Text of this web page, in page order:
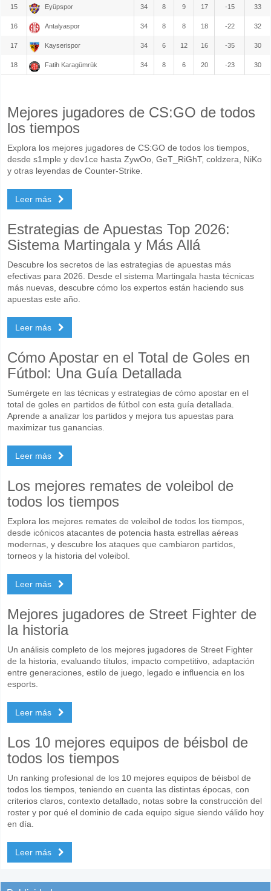
15 Eyüpspor 34 8 9 17 -15 33
16 Antalyaspor 34 8 8 18 -22 32
17 Kayserispor 34 6 12 16 -35 30
18 Fatih Karagümrük 34 8 6 20 -23 30
Mejores jugadores de CS:GO de todos
los tiempos
Explora los mejores jugadores de CS:GO de todos los tiempos,
desde s1mple y dev1ce hasta ZywOo, GeT_RiGhT, coldzera, NiKo
y otras leyendas de Counter-Strike.
Leer más
Estrategias de Apuestas Top 2026:
Sistema Martingala y Más Allá
Descubre los secretos de las estrategias de apuestas más
efectivas para 2026. Desde el sistema Martingala hasta técnicas
más nuevas, descubre cómo los expertos están haciendo sus
apuestas este año.
Leer más
Cómo Apostar en el Total de Goles en
Fútbol: Una Guía Detallada
Sumérgete en las técnicas y estrategias de cómo apostar en el
total de goles en partidos de fútbol con esta guía detallada.
Aprende a analizar los partidos y mejora tus apuestas para
maximizar tus ganancias.
Leer más
Los mejores remates de voleibol de
todos los tiempos
Explora los mejores remates de voleibol de todos los tiempos,
desde icónicos atacantes de potencia hasta estrellas aéreas
modernas, y descubre los ataques que cambiaron partidos,
torneos y la historia del voleibol.
Leer más
Mejores jugadores de Street Fighter de
la historia
Un análisis completo de los mejores jugadores de Street Fighter
de la historia, evaluando títulos, impacto competitivo, adaptación
entre generaciones, estilo de juego, legado e influencia en los
esports.
Leer más
Los 10 mejores equipos de béisbol de
todos los tiempos
Un ranking profesional de los 10 mejores equipos de béisbol de
todos los tiempos, teniendo en cuenta las distintas épocas, con
criterios claros, contexto detallado, notas sobre la construcción del
roster y por qué el dominio de cada equipo sigue siendo válido hoy
en día.
Leer más